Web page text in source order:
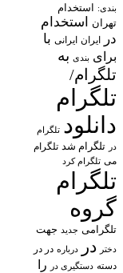
بندی: استخدام
تهران
استخدام
در
ایران ایرانی با
برای بندی به
تلگرام/
تلگرام
دانلود تلگرام
در تلگرام شد تلگرام
می تلگرام کرد
تلگرام
گروه
تلگرامی جدید جهت
دختر در درباره در در
دسته دستگیری در را